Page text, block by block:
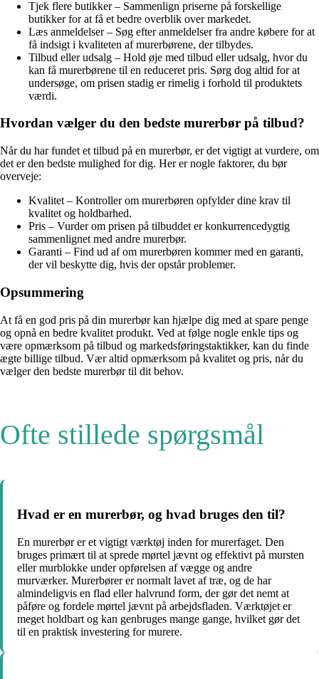
Tjek flere butikker – Sammenlign priserne på forskellige
butikker for at få et bedre overblik over markedet.
Læs anmeldelser – Søg efter anmeldelser fra andre købere for at
få indsigt i kvaliteten af murerbørene, der tilbydes.
Tilbud eller udsalg – Hold øje med tilbud eller udsalg, hvor du
kan få murerbørene til en reduceret pris. Sørg dog altid for at
undersøge, om prisen stadig er rimelig i forhold til produktets
værdi.
Hvordan vælger du den bedste murerbør på tilbud?
Når du har fundet et tilbud på en murerbør, er det vigtigt at vurdere, om
det er den bedste mulighed for dig. Her er nogle faktorer, du bør
overveje:
Kvalitet – Kontroller om murerbøren opfylder dine krav til
kvalitet og holdbarhed.
Pris – Vurder om prisen på tilbuddet er konkurrencedygtig
sammenlignet med andre murerbør.
Garanti – Find ud af om murerbøren kommer med en garanti,
der vil beskytte dig, hvis der opstår problemer.
Opsummering
At få en god pris på din murerbør kan hjælpe dig med at spare penge
og opnå en bedre kvalitet produkt. Ved at følge nogle enkle tips og
være opmærksom på tilbud og markedsføringstaktikker, kan du finde
ægte billige tilbud. Vær altid opmærksom på kvalitet og pris, når du
vælger den bedste murerbør til dit behov.
Ofte stillede spørgsmål
Hvad er en murerbør, og hvad bruges den til?
En murerbør er et vigtigt værktøj inden for murerfaget. Den
bruges primært til at sprede mørtel jævnt og effektivt på mursten
eller murblokke under opførelsen af vægge og andre
murværker. Murerbører er normalt lavet af træ, og de har
almindeligvis en flad eller halvrund form, der gør det nemt at
påføre og fordele mørtel jævnt på arbejdsfladen. Værktøjet er
meget holdbart og kan genbruges mange gange, hvilket gør det
til en praktisk investering for murere.